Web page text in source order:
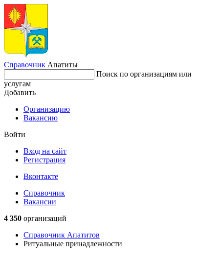
Справочник Апатиты
Поиск по организациям или
услугам
Добавить
Организацию
Вакансию
Войти
Вход на сайт
Регистрация
Вконтакте
Справочник
Вакансии
4 350 организаций
Справочник Апатитов
Ритуальные принадлежности